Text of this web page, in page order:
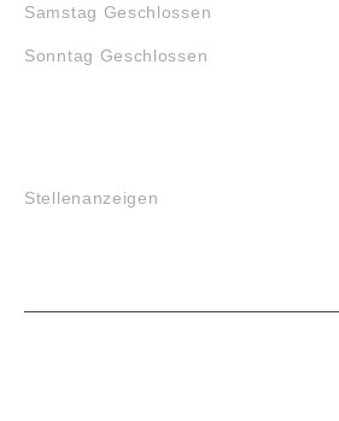
Samstag Geschlossen
Sonntag Geschlossen
Stellenanzeigen